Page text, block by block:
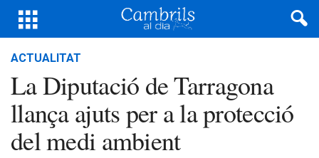
ACTUALITAT
La Diputació de Tarragona
llança ajuts per a la protecció
del medi ambient